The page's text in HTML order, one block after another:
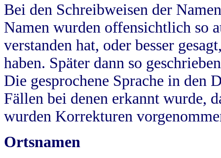
Bei den Schreibweisen der
Namen wurden offensichtlich so
verstanden hat, oder besser
haben. Später dann so
Die gesprochene Sprache in
Fällen bei denen erkannt wurde,
wurden Korrekturen
Ortsnamen